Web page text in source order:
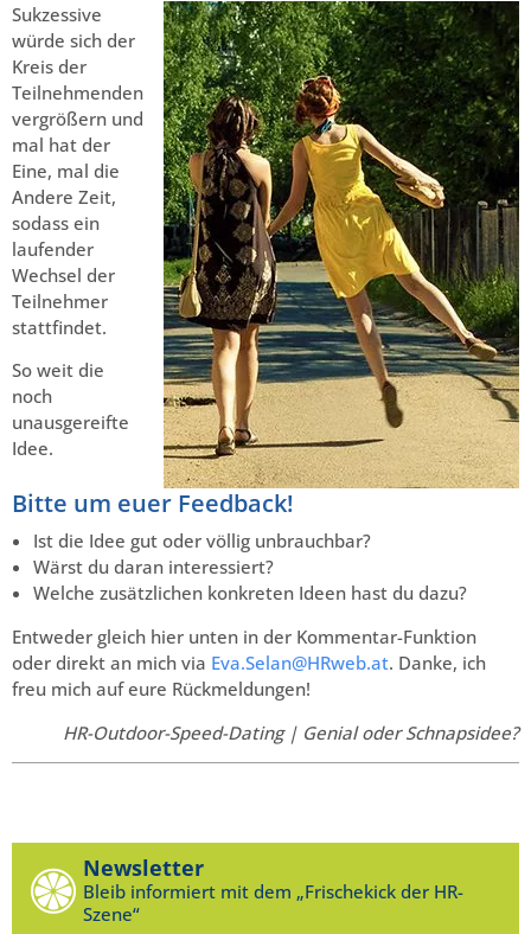
Sukzessive
würde sich der
Kreis der
Teilnehmenden
vergrößern und
mal hat der
Eine, mal die
Andere Zeit,
sodass ein
laufender
Wechsel der
Teilnehmer
stattfindet.
So weit die
noch
unausgereifte
Idee.
Bitte um euer Feedback!
Ist die Idee gut oder völlig unbrauchbar?
Wärst du daran interessiert?
Welche zusätzlichen konkreten Ideen hast du dazu?
Entweder gleich hier unten in der Kommentar-Funktion
oder direkt an mich via Eva.Selan@HRweb.at. Danke, ich
freu mich auf eure Rückmeldungen!
HR-Outdoor-Speed-Dating | Genial oder Schnapsidee?
Newsletter
Bleib informiert mit dem „Frischekick der HR-
Szene“